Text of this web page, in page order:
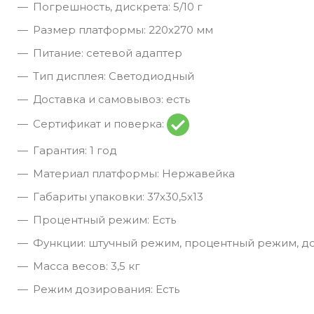
Погрешность, дискрета: 5/10 г
Размер платформы: 220х270 мм
Питание: сетевой адаптер
Тип дисплея: Светодиодный
Доставка и самовывоз: есть
Сертификат и поверка:
Гарантия: 1 год
Материал платформы: Нержавейка
Габариты упаковки: 37х30,5х13
Процентный режим: Есть
Функции: штучный режим, процентный режим,
Масса весов: 3,5 кг
Режим дозирования: Есть